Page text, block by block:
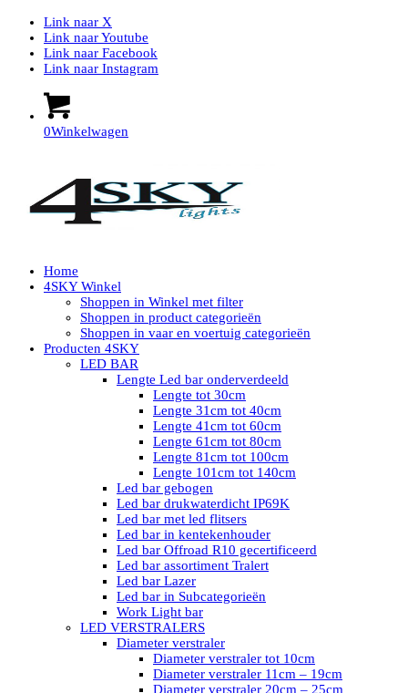
Link naar X
Link naar Youtube
Link naar Facebook
Link naar Instagram
0Winkelwagen
Home
4SKY Winkel
Shoppen in Winkel met filter
Shoppen in product categorieën
Shoppen in vaar en voertuig categorieën
Producten 4SKY
LED BAR
Lengte Led bar onderverdeeld
Lengte tot 30cm
Lengte 31cm tot 40cm
Lengte 41cm tot 60cm
Lengte 61cm tot 80cm
Lengte 81cm tot 100cm
Lengte 101cm tot 140cm
Led bar gebogen
Led bar drukwaterdicht IP69K
Led bar met led flitsers
Led bar in kentekenhouder
Led bar Offroad R10 gecertificeerd
Led bar assortiment Tralert
Led bar Lazer
Led bar in Subcategorieën
Work Light bar
LED VERSTRALERS
Diameter verstraler
Diameter verstraler tot 10cm
Diameter verstraler 11cm – 19cm
Diameter verstraler 20cm – 25cm